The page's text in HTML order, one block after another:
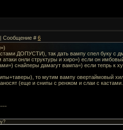
| Сообщение # 6
ДОПУСТИ), так дать вампу спел буку с
онли структуры и хиро=) если он
снайперы дамагут вампа=) если тепрь к
то мутим вампу овертаймовый
(еще и снипы с ренжом и слаи с